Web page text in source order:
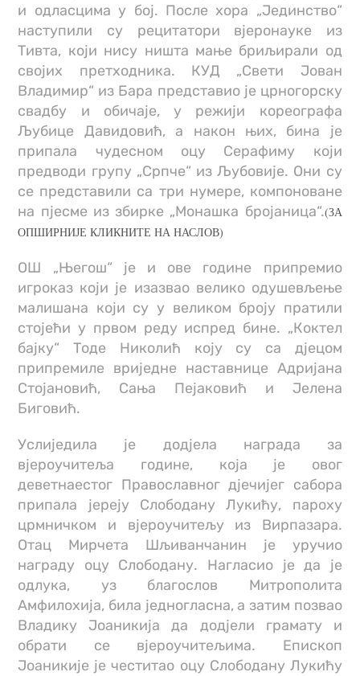
и одласцима у бој. После хора „Јединство“
наступили су рецитатори вјеронауке из
Тивта, који нису ништа мање бриљирали од
својих претходника. КУД „Свети Јован
Владимир“ из Бара представио је црногорску
свадбу и обичаје, у режији кореографа
Љубице Давидовић, а након њих, бина је
припала чудесном оцу Серафиму који
предводи групу „Српче“ из Љубовије. Они су
се представили са три нумере, компоноване
на пјесме из збирке „Монашка бројаница“.(ЗА
ОПШИРНИЈЕ КЛИКНИТЕ НА НАСЛОВ)
ОШ „Његош“ је и ове године припремио
игроказ који је изазвао велико одушевљење
малишана који су у великом броју пратили
стојећи у првом реду испред бине. „Коктел
бајку“ Тоде Николић коју су са дјецом
припремиле вриједне наставнице Адријана
Стојановић, Сања Пејаковић и Јелена
Биговић.
Услиједила је додјела награда за
вјероучитеља године, која је овог
деветнаестог Православног дјечијег сабора
припала јереју Слободану Лукићу, пароху
црмничком и вјероучитељу из Вирпазара.
Отац Мирчета Шљиванчанин је уручио
награду оцу Слободану. Нагласио је да је
одлука, уз благослов Митрополита
Амфилохија, била једногласна, а затим позвао
Владику Јоаникија да додјели грамату и
обрати се вјероучитељима. Епископ
Јоаникије је честитао оцу Слободану Лукићу